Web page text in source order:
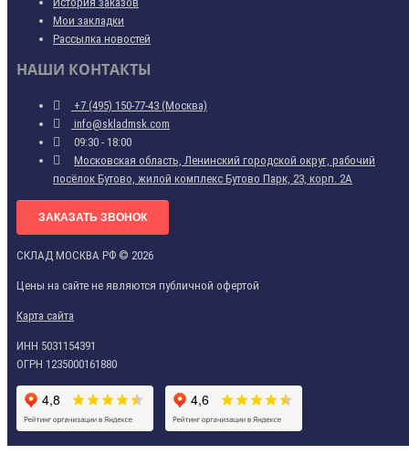
Мои закладки
Рассылка новостей
НАШИ КОНТАКТЫ
+7 (495) 150-77-43 (Москва)
info@skladmsk.com
09:30 - 18:00
Московская область, Ленинский городской округ, рабочий
посёлок Бутово, жилой комплекс Бутово Парк, 23, корп. 2А
ЗАКАЗАТЬ ЗВОНОК
СКЛАД МОСКВА РФ © 2026
Цены на сайте не являются публичной офертой
Карта сайта
ИНН 5031154391
ОГРН 1235000161880